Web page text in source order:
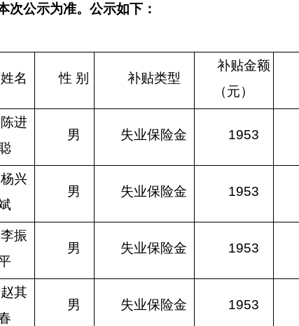
次公示为准。公示如下：
姓名 性 别 补贴类型
补贴金额
（元）
陈进
男 失业保险金 1953
杨兴
男 失业保险金 1953
李振
男 失业保险金 1953
赵其
男 失业保险金 1953